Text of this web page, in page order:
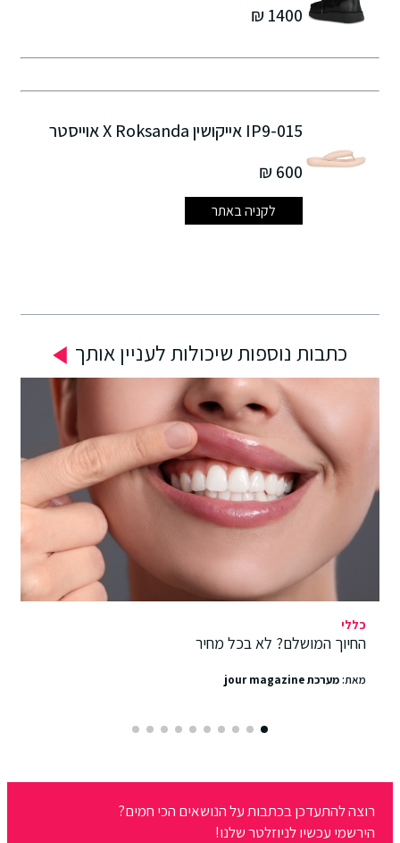
1400 ₪
IP9-015 אייקושין X Roksanda אוייסטר
600 ₪
לקניה באתר
כתבות נוספות שיכולות לעניין אותך
כללי
החיוך המושלם? לא בכל מחיר
מאת:מערכת jour magazine
רוצה להתעדכן בכתבות על הנושאים הכי חמים?
הירשמי עכשיו לניוזלטר שלנו!